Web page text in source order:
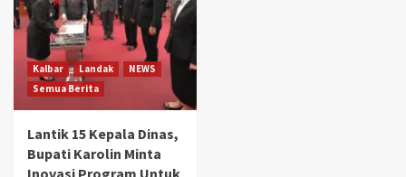
Kalbar Landak
NEWS
Semua Berita
Lantik 15 Kepala Dinas,
Bupati Karolin Minta
Inovasi Program Untuk